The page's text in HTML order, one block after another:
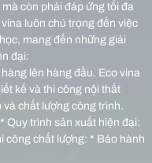
còn phải đáp ứng tối đa
luôn chú trọng đến việc
mang đến những giải
đại:
lên hàng đầu. Eco vina
kế và thi công nội thất
chất lượng công trình.
Quy trình sản xuất hiện đại:
công chất lượng: * Bảo hành